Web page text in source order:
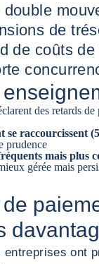
de
de coûts
des retards
se raccourcissent
prudence
mais plus
gérée mais
entreprises ont